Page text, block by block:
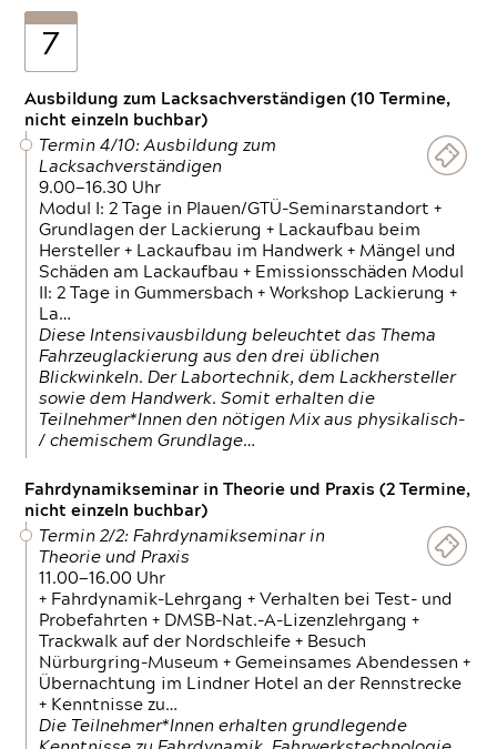
7
Ausbildung zum Lacksachverständigen (10 Termine,
nicht einzeln buchbar)
Termin 4/10: Ausbildung zum
Lacksachverständigen
9.00—16.30 Uhr
Modul I: 2 Tage in Plauen/GTÜ-Seminarstandort +
Grundlagen der Lackierung + Lackaufbau beim
Hersteller + Lackaufbau im Handwerk + Mängel und
Schäden am Lackaufbau + Emissionsschäden Modul
II: 2 Tage in Gummersbach + Workshop Lackierung +
La…
Diese Intensivausbildung beleuchtet das Thema
Fahrzeuglackierung aus den drei üblichen
Blickwinkeln. Der Labortechnik, dem Lackhersteller
sowie dem Handwerk. Somit erhalten die
Teilnehmer*Innen den nötigen Mix aus physikalisch-
/ chemischem Grundlage…
Fahrdynamikseminar in Theorie und Praxis (2 Termine,
nicht einzeln buchbar)
Termin 2/2: Fahrdynamikseminar in
Theorie und Praxis
11.00—16.00 Uhr
+ Fahrdynamik-Lehrgang + Verhalten bei Test- und
Probefahrten + DMSB-Nat.-A-Lizenzlehrgang +
Trackwalk auf der Nordschleife + Besuch
Nürburgring-Museum + Gemeinsames Abendessen +
Übernachtung im Lindner Hotel an der Rennstrecke
+ Kenntnisse zu…
Die Teilnehmer*Innen erhalten grundlegende